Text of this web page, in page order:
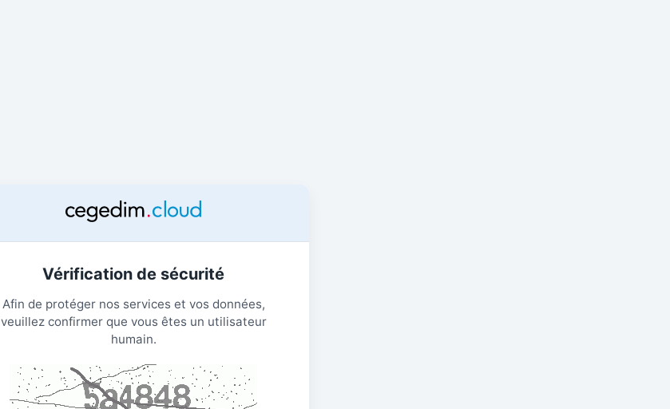
Vérification de sécurité
Afin de protéger nos services et vos données,
veuillez confirmer que vous êtes un utilisateur
humain.